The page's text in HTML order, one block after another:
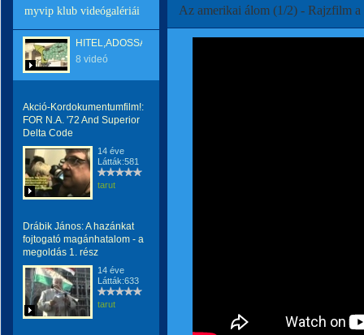
myvip klub videógalériái
HITEL,ADOSSÁG
8 videó
Akció-Kordokumentumfilm!:
FOR N.A. '72 And Superior
Delta Code
14 éve
Látták:581
tarut
Drábik János: A hazánkat
fojtogató magánhatalom - a
megoldás 1. rész
14 éve
Látták:633
tarut
Az amerikai álom (1/2) - Rajzfilm a